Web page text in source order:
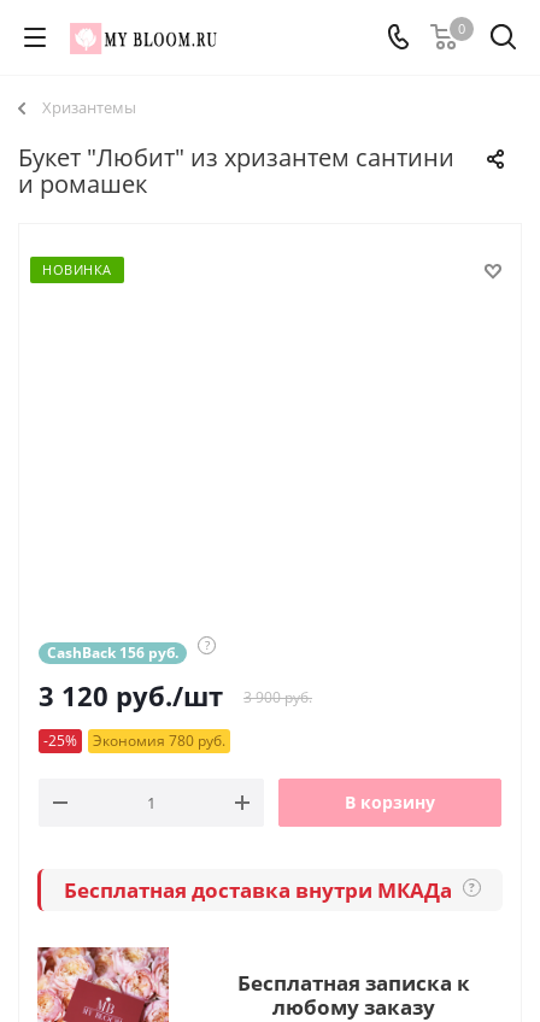
0
Хризантемы
Букет "Любит" из хризантем сантини
и ромашек
НОВИНКА
CashBack 156 руб. ?
3 120 руб./шт 3 900 руб.
-25% Экономия 780 руб.
В корзину
Бесплатная доставка внутри МКАДа ?
Бесплатная записка к
любому заказу